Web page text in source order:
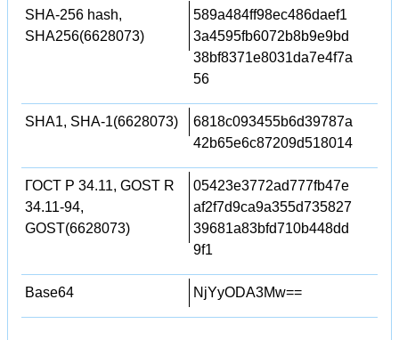
SHA-256 hash,
SHA256(6628073)
589a484ff98ec486daef1
3a4595fb6072b8b9e9bd
38bf8371e8031da7e4f7a
56
SHA1, SHA-1(6628073)
6818c093455b6d39787a
42b65e6c87209d518014
ГОСТ Р 34.11, GOST R
34.11-94,
GOST(6628073)
05423e3772ad777fb47e
af2f7d9ca9a355d735827
39681a83bfd710b448dd
9f1
Base64 NjYyODA3Mw==